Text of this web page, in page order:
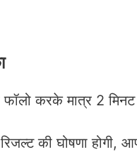
करके मात्र 2
की घोषणा होगी,